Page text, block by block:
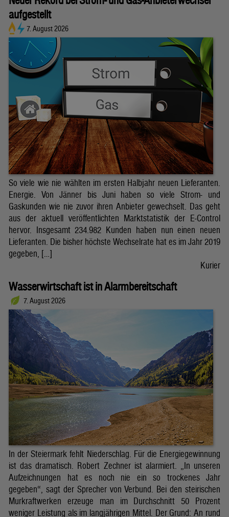
aufgestellt
7. August 2026
So viele wie nie wählten im ersten Halbjahr neuen Lieferanten.
Energie. Von Jänner bis Juni haben so viele Strom- und
Gaskunden wie nie zuvor ihren Anbieter gewechselt. Das geht
aus der aktuell veröffentlichten Marktstatistik der E-Control
hervor. Insgesamt 234.982 Kunden haben nun einen neuen
Lieferanten. Die bisher höchste Wechselrate hat es im Jahr 2019
gegeben, […]
Kurier
Wasserwirtschaft ist in Alarmbereitschaft
7. August 2026
In der Steiermark fehlt Niederschlag. Für die Energiegewinnung
ist das dramatisch. Robert Zechner ist alarmiert. „In unseren
Aufzeichnungen hat es noch nie ein so trockenes Jahr
gegeben“, sagt der Sprecher von Verbund. Bei den steirischen
Murkraftwerken erzeuge man im Durchschnitt 50 Prozent
weniger Leistung als im langjährigen Mittel. Der Grund: An rund